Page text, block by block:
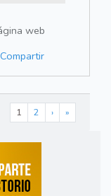
web
Compartir
1 2 › »